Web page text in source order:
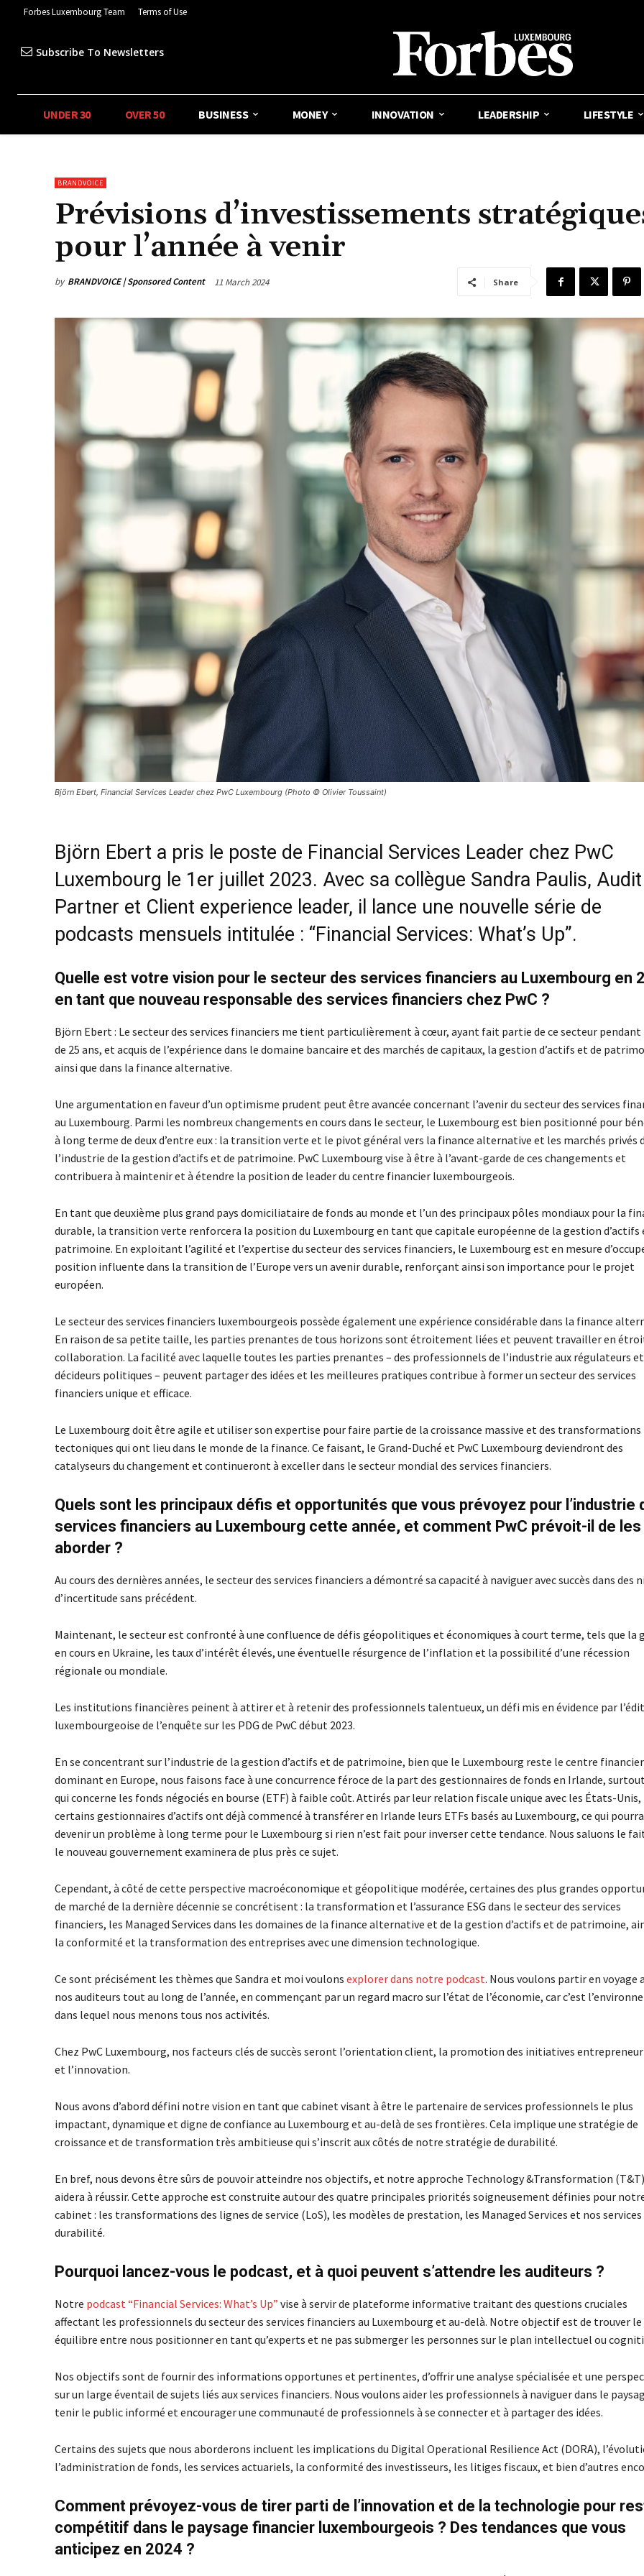
Forbes Luxembourg Team Terms of Use
Subscribe To Newsletters
UNDER 30 OVER 50 BUSINESS MONEY INNOVATION LEADERSHIP LIFESTYLE
BRANDVOICE
Prévisions d’investissements
pour l’année à venir
by BRANDVOICE | Sponsored Content 11 March 2024 Share
Björn Ebert, Financial Services Leader chez PwC Luxembourg (Photo © Olivier Toussaint)
Björn Ebert a pris le poste de Financial Services Leader chez PwC
Luxembourg le 1er juillet 2023. Avec sa collègue Sandra Paulis, Audit
Partner et Client experience leader, il lance une nouvelle série de
podcasts mensuels intitulée : “Financial Services: What’s Up”.
Quelle est votre vision pour le secteur des services financiers au Luxembourg en
en tant que nouveau responsable des services financiers chez PwC ?
Björn Ebert : Le secteur des services financiers me tient particulièrement à cœur, ayant fait partie de ce secteur pendant
de 25 ans, et acquis de l’expérience dans le domaine bancaire et des marchés de capitaux, la gestion d’actifs et de
ainsi que dans la finance alternative.
Une argumentation en faveur d’un optimisme prudent peut être avancée concernant l’avenir du secteur des services
au Luxembourg. Parmi les nombreux changements en cours dans le secteur, le Luxembourg est bien positionné pour
à long terme de deux d’entre eux : la transition verte et le pivot général vers la finance alternative et les marchés privés
l’industrie de la gestion d’actifs et de patrimoine. PwC Luxembourg vise à être à l’avant-garde de ces changements et
contribuera à maintenir et à étendre la position de leader du centre financier luxembourgeois.
En tant que deuxième plus grand pays domiciliataire de fonds au monde et l’un des principaux pôles mondiaux pour la
durable, la transition verte renforcera la position du Luxembourg en tant que capitale européenne de la gestion d’actifs
patrimoine. En exploitant l’agilité et l’expertise du secteur des services financiers, le Luxembourg est en mesure
position influente dans la transition de l’Europe vers un avenir durable, renforçant ainsi son importance pour le projet
européen.
Le secteur des services financiers luxembourgeois possède également une expérience considérable dans la finance
En raison de sa petite taille, les parties prenantes de tous horizons sont étroitement liées et peuvent travailler en
collaboration. La facilité avec laquelle toutes les parties prenantes – des professionnels de l’industrie aux régulateurs et
décideurs politiques – peuvent partager des idées et les meilleures pratiques contribue à former un secteur des services
financiers unique et efficace.
Le Luxembourg doit être agile et utiliser son expertise pour faire partie de la croissance massive et des transformations
tectoniques qui ont lieu dans le monde de la finance. Ce faisant, le Grand-Duché et PwC Luxembourg deviendront des
catalyseurs du changement et continueront à exceller dans le secteur mondial des services financiers.
Quels sont les principaux défis et opportunités que vous prévoyez pour l’industrie
services financiers au Luxembourg cette année, et comment PwC prévoit-il de les
aborder ?
Au cours des dernières années, le secteur des services financiers a démontré sa capacité à naviguer avec succès dans des
d’incertitude sans précédent.
Maintenant, le secteur est confronté à une confluence de défis géopolitiques et économiques à court terme, tels que la
en cours en Ukraine, les taux d’intérêt élevés, une éventuelle résurgence de l’inflation et la possibilité d’une récession
régionale ou mondiale.
Les institutions financières peinent à attirer et à retenir des professionnels talentueux, un défi mis en évidence par
luxembourgeoise de l’enquête sur les PDG de PwC début 2023.
En se concentrant sur l’industrie de la gestion d’actifs et de patrimoine, bien que le Luxembourg reste le centre financier
dominant en Europe, nous faisons face à une concurrence féroce de la part des gestionnaires de fonds en Irlande,
qui concerne les fonds négociés en bourse (ETF) à faible coût. Attirés par leur relation fiscale unique avec les États-Unis,
certains gestionnaires d’actifs ont déjà commencé à transférer en Irlande leurs ETFs basés au Luxembourg, ce qui
devenir un problème à long terme pour le Luxembourg si rien n’est fait pour inverser cette tendance. Nous saluons le
le nouveau gouvernement examinera de plus près ce sujet.
Cependant, à côté de cette perspective macroéconomique et géopolitique modérée, certaines des plus grandes
de marché de la dernière décennie se concrétisent : la transformation et l’assurance ESG dans le secteur des services
financiers, les Managed Services dans les domaines de la finance alternative et de la gestion d’actifs et de patrimoine,
la conformité et la transformation des entreprises avec une dimension technologique.
Ce sont précisément les thèmes que Sandra et moi voulons explorer dans notre podcast. Nous voulons partir en voyage
nos auditeurs tout au long de l’année, en commençant par un regard macro sur l’état de l’économie, car c’est
dans lequel nous menons tous nos activités.
Chez PwC Luxembourg, nos facteurs clés de succès seront l’orientation client, la promotion des initiatives
et l’innovation.
Nous avons d’abord défini notre vision en tant que cabinet visant à être le partenaire de services professionnels le plus
impactant, dynamique et digne de confiance au Luxembourg et au-delà de ses frontières. Cela implique une stratégie de
croissance et de transformation très ambitieuse qui s’inscrit aux côtés de notre stratégie de durabilité.
En bref, nous devons être sûrs de pouvoir atteindre nos objectifs, et notre approche Technology &Transformation
aidera à réussir. Cette approche est construite autour des quatre principales priorités soigneusement définies pour
cabinet : les transformations des lignes de service (LoS), les modèles de prestation, les Managed Services et nos services
durabilité.
Pourquoi lancez-vous le podcast, et à quoi peuvent s’attendre les auditeurs ?
Notre podcast “Financial Services: What’s Up” vise à servir de plateforme informative traitant des questions cruciales
affectant les professionnels du secteur des services financiers au Luxembourg et au-delà. Notre objectif est de trouver le
équilibre entre nous positionner en tant qu’experts et ne pas submerger les personnes sur le plan intellectuel ou
Nos objectifs sont de fournir des informations opportunes et pertinentes, d’offrir une analyse spécialisée et une
sur un large éventail de sujets liés aux services financiers. Nous voulons aider les professionnels à naviguer dans le
tenir le public informé et encourager une communauté de professionnels à se connecter et à partager des idées.
Certains des sujets que nous aborderons incluent les implications du Digital Operational Resilience Act (DORA),
l’administration de fonds, les services actuariels, la conformité des investisseurs, les litiges fiscaux, et bien d’autres
Comment prévoyez-vous de tirer parti de l’innovation et de la technologie pour
compétitif dans le paysage financier luxembourgeois ? Des tendances que vous
anticipez en 2024 ?